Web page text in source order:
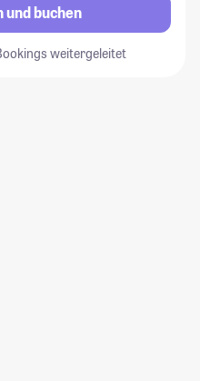
und buchen
weitergeleitet